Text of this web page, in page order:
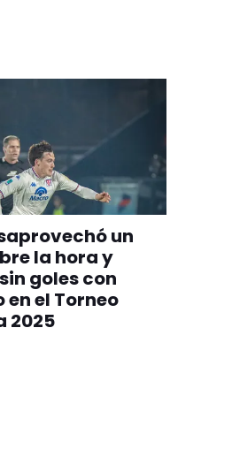
un
la hora y
goles con
en el Torneo
2025